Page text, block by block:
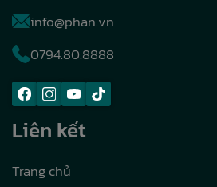
info@phan.vn
0794.80.8888
Liên kết
Trang chủ